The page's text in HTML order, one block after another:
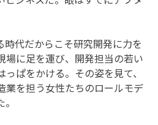
時代だからこそ研究開発に力を
場に足を運び、開発担当の若い
ぱをかける。その姿を見て、
業を担う女性たちのロールモデ